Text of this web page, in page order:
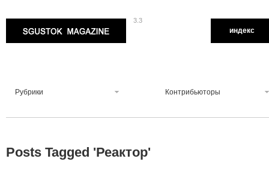
3.3
индекс
Рубрики Контрибьюторы
Posts Tagged 'Реактор'